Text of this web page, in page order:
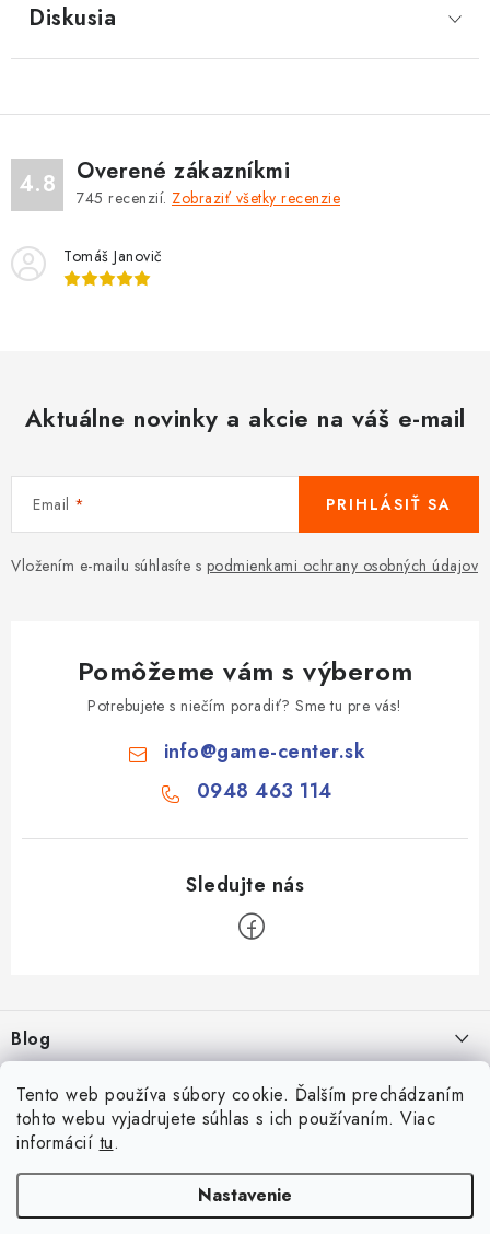
Tento web používa súbory cookie. Ďalším prechádzaním
tohto webu vyjadrujete súhlas s ich používaním. Viac
informácií tu.
Nastavenie
Diskusia
4.8 Overené zákazníkmi
745 recenzií. Zobraziť všetky recenzie
Tomáš Janovič
Aktuálne novinky a akcie na váš e-mail
Email
Vložením e-mailu súhlasíte s podmienkami ochrany osobných údajov
PRIHLÁSIŤ SA
Pomôžeme vám s výberom
Potrebujete s niečím poradiť? Sme tu pre vás!
info@game-center.sk
0948 463 114
p
ä
Blog
Aké druhy biliardu existujú? Kompletný prehľad biliardových hier
16.4.2026
Rozmery biliardového stola
26.6.2025
Facebook
Zákaznícky účet